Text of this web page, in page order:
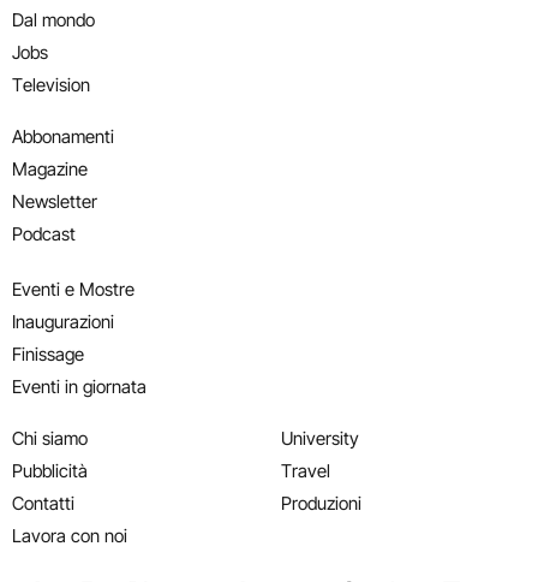
Dal mondo
Jobs
Television
Abbonamenti
Magazine
Newsletter
Podcast
Eventi e Mostre
Inaugurazioni
Finissage
Eventi in giornata
Chi siamo
Pubblicità
Contatti
Lavora con noi
University
Travel
Produzioni